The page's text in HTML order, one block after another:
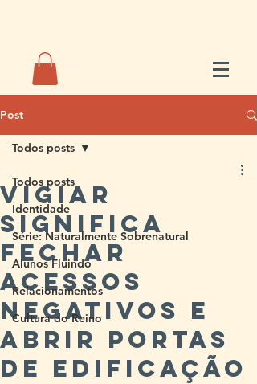
Post
Todos posts
Identidade
Série: Naturalmente Sobrenatural
Alunos Fluindo
Relacionamentos
Cultura do Reino
Todos posts
Vigiar
significa
fechar
acessos
negativos e
abrir portas
de edificação